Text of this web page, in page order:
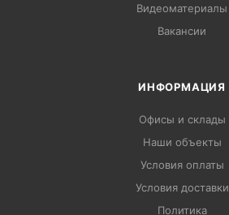
Видеоматериалы
Вакансии
ИНФОРМАЦИЯ
Офисы и склады
Наши объекты
Условия оплаты
Условия доставки
Политика